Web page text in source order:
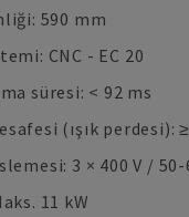
590 mm
CNC - EC 20
süresi: < 92 ms
(ışık perdesi):
3 × 400 V / 50-
11 kW